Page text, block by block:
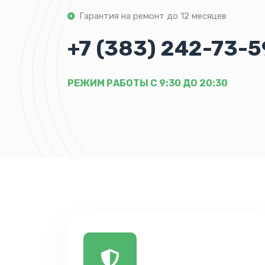
Гарантия на ремонт до 12 месяцев
+7 (383) 242-73-
РЕЖИМ РАБОТЫ С 9:30 ДО 20:30